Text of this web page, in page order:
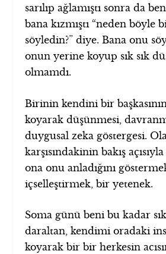
sarılıp ağlamıştı sonra da
bana kızmıştı “neden böyle
söyledin?” diye. Bana onu
onun yerine koyup sık sık
olmamdı.
Birinin kendini bir
koyarak düşünmesi,
duygusal zeka göstergesi.
karşısındakinin bakış
ona onu anladığını
içselleştirmek, bir yetenek.
Soma günü beni bu kadar
daraltan, kendimi oradaki
koyarak bir bir herkesin